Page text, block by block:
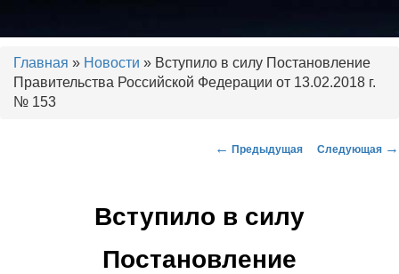
ГЛОНАСС, контроль топлива.
Главная » Новости » Вступило в силу Постановление
Правительства Российской Федерации от 13.02.2018 г.
№ 153
← Предыдущая Следующая →
Вступило в силу
Постановление